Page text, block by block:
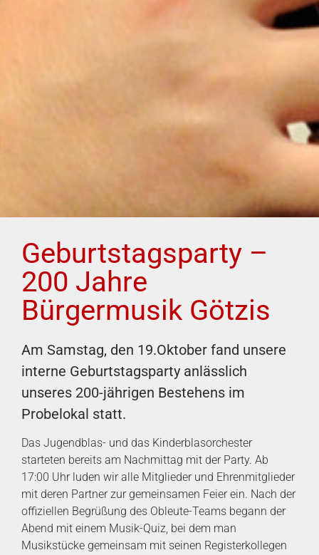
Geburtstagsparty –
200 Jahre
Bürgermusik Götzis
Am Samstag, den 19.Oktober fand unsere
interne Geburtstagsparty anlässlich
unseres 200-jährigen Bestehens im
Probelokal statt.
Das Jugendblas- und das Kinderblasorchester
starteten bereits am Nachmittag mit der Party. Ab
17:00 Uhr luden wir alle Mitglieder und Ehrenmitglieder
mit deren Partner zur gemeinsamen Feier ein. Nach der
offiziellen Begrüßung des Obleute-Teams begann der
Abend mit einem Musik-Quiz, bei dem man
Musikstücke gemeinsam mit seinen Registerkollegen